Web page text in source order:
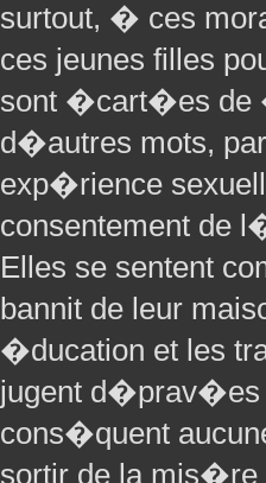
surtout, � ces
ces jeunes filles
sont �cart�es de
d�autres mots,
exp�rience
consentement de
Elles se sentent
bannit de leur
�ducation et les
jugent d�prav�es
cons�quent
sortir de la mis�re